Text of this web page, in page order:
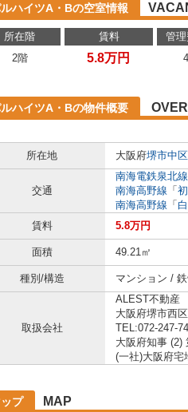
ハイツA・Bの空室情報
所在階 賃料 管
2階
5.8万円
ハイツA・Bの物件概要
所在地
大阪府堺市中区
交通
南海電鉄泉北線
南海高野線 「
南海高野線 「
賃料
5.8万円
面積 49.21㎡
種別/構造 マンション /
取扱会社
ALEST不動産
大阪府堺市西
TEL:072-247-
大阪府知事 (2)
(一社)大阪府宅
プ MAP